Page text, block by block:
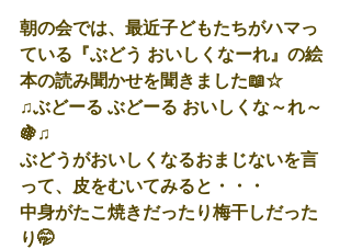
朝の会では、最近子どもたちがハマっ
ている『ぶどう おいしくなーれ』の絵
本の読み聞かせを聞きました📖☆
♫ぶどーる ぶどーる おいしくな～れ～
🍇♫
ぶどうがおいしくなるおまじないを言
って、皮をむいてみると・・・
中身がたこ焼きだったり梅干しだった
り🤭